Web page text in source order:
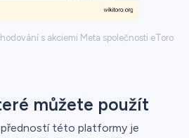
s akciemi Meta společnosti eToro
můžete použít
předností této platformy je